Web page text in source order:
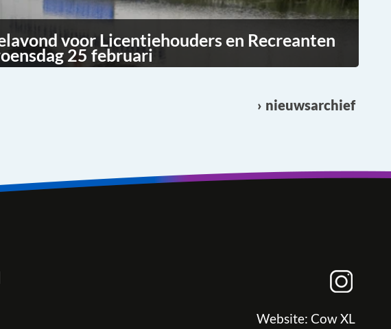
voor Licentiehouders en Recreanten
25 februari
nieuwsarchief
Website: Cow XL